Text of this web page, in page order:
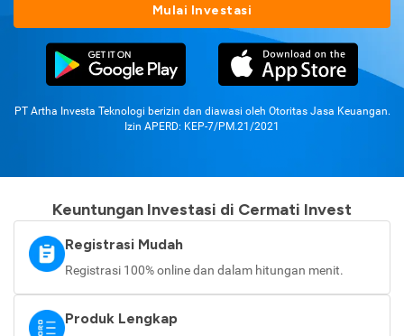
Mulai Investasi
PT Artha Investa Teknologi berizin dan diawasi oleh Otoritas Jasa Keuangan.
Izin APERD: KEP-7/PM.21/2021
Keuntungan Investasi di Cermati Invest
Registrasi Mudah
Registrasi 100% online dan dalam hitungan menit.
Produk Lengkap